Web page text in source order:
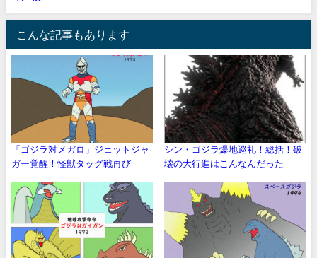
こんな記事もあります
「ゴジラ対メガロ」ジェットジャ
ガー覚醒！怪獣タッグ戦再び
シン・ゴジラ爆地巡礼！総括！破
壊の大行進はこんなんだった